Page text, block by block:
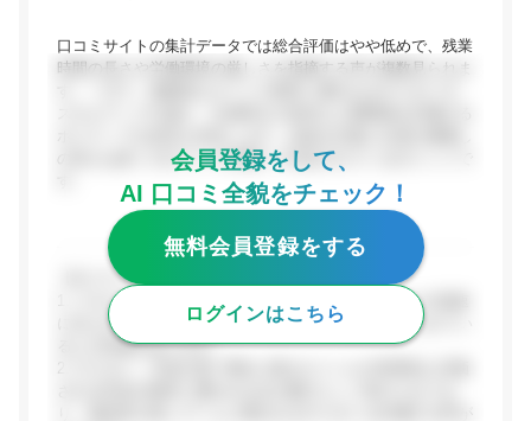
口コミサイトの集計データでは総合評価はやや低めで、残業
時間の長さや労働環境の厳しさを指摘する声が複数見られま
の良さは多くの口コミで共通して言及されているポイントで
【ポジティブな評価】
1. スキルアップ環境: 実際の開発業務を通じてスキルが急速
に向上するという声が多く、自主学習の機会も与えられてい
るとの評価があります。
会員登録をして、
AI 口コミ全貌をチェック！
無料会員登録をする
ログインはこちら